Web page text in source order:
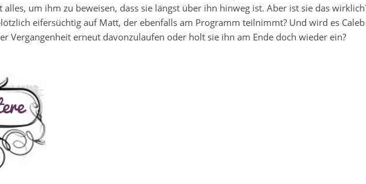
um ihm zu beweisen, dass sie längst über ihn hinweg ist. Aber ist sie das
eifersüchtig auf Matt, der ebenfalls am Programm teilnimmt? Und wird es Caleb
Vergangenheit erneut davonzulaufen oder holt sie ihn am Ende doch wieder ein?